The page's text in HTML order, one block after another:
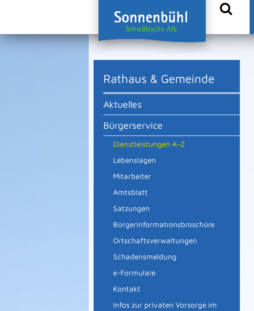
Rathaus & Gemeinde
Aktuelles
Bürgerservice
Dienstleistungen A-Z
Lebenslagen
Mitarbeiter
Amtsblatt
Satzungen
Bürgerinformationsbroschüre
Ortschaftsverwaltungen
Schadensmeldung
e-Formulare
Kontakt
Infos zur privaten Vorsorge im